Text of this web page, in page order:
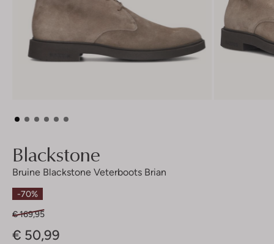
Blackstone
Bruine Blackstone Veterboots Brian
-70%
€ 169,95
€ 50,99